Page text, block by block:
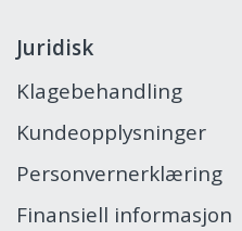
Juridisk
Klagebehandling
Kundeopplysninger
Personvernerklæring
Finansiell informasjon